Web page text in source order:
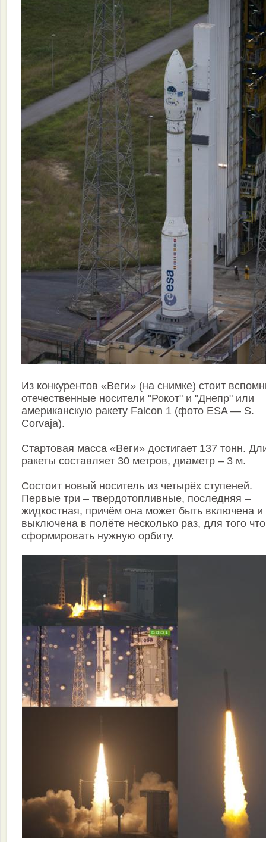
Из конкурентов «Веги» (на снимке) стоит
отечественные носители "Рокот" и "Днепр" или
американскую ракету Falcon 1 (фото ESA — S.
Corvaja).
Стартовая масса «Веги» достигает 137 тонн.
ракеты составляет 30 метров, диаметр – 3 м.
Состоит новый носитель из четырёх ступеней.
Первые три – твердотопливные, последняя –
жидкостная, причём она может быть включена и
выключена в полёте несколько раз, для того
сформировать нужную орбиту.